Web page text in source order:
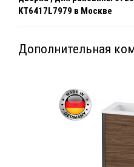
KT6417L7979 в Москве
Дополнительная